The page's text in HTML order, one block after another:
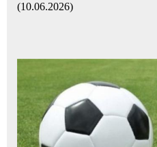
(10.06.2026)